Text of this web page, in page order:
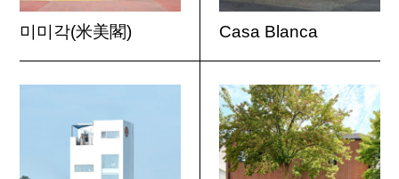
미미각(米美閣) Casa Blanca